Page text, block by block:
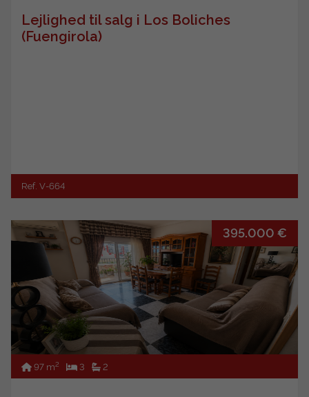
Lejlighed til salg i Los Boliches
(Fuengirola)
Ref. V-664
395.000 €
97 m2 3 2